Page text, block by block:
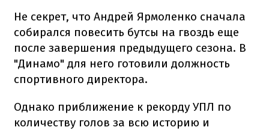
Не секрет, что Андрей Ярмоленко сначала
собирался повесить бутсы на гвоздь еще
после завершения предыдущего сезона. В
"Динамо" для него готовили должность
спортивного директора.
Однако приближение к рекорду УПЛ по
количеству голов за всю историю и